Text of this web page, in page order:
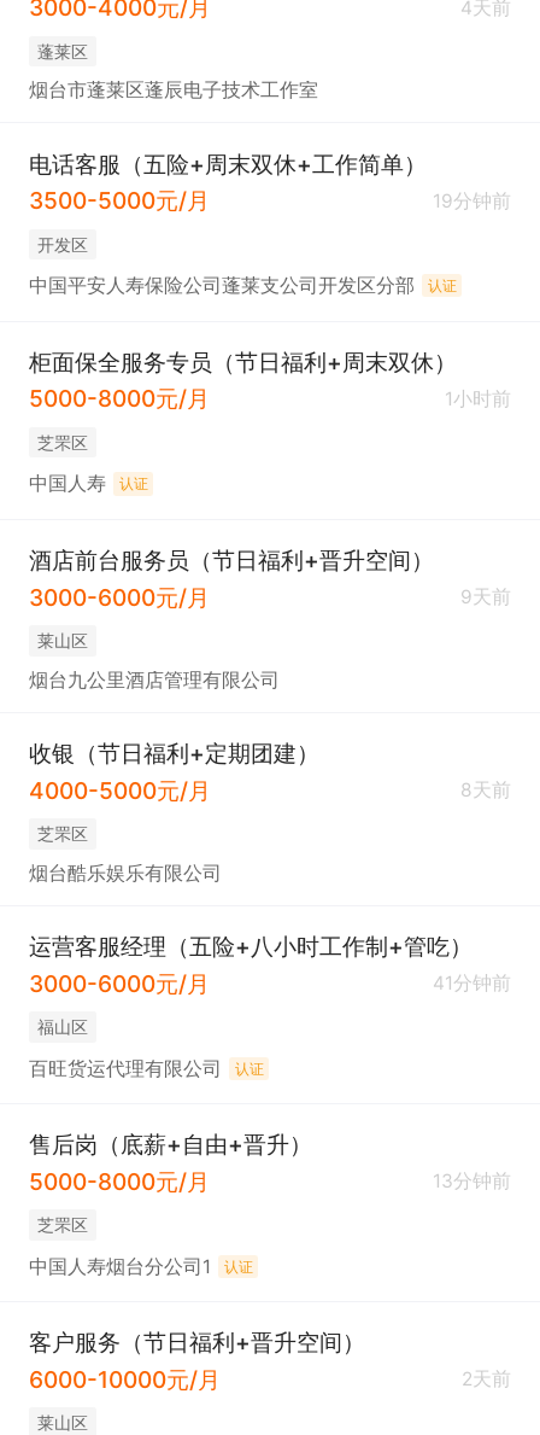
3000-4000元/月 4天前
蓬莱区
烟台市蓬莱区蓬辰电子技术工作室
电话客服（五险+周末双休+工作简单）
3500-5000元/月
19分钟前
开发区
中国平安人寿保险公司蓬莱支公司开发区分部 认证
柜面保全服务专员（节日福利+周末双休）
5000-8000元/月
1小时前
芝罘区
中国人寿 认证
酒店前台服务员（节日福利+晋升空间）
3000-6000元/月
9天前
莱山区
烟台九公里酒店管理有限公司
收银（节日福利+定期团建）
4000-5000元/月
8天前
芝罘区
烟台酷乐娱乐有限公司
运营客服经理（五险+八小时工作制+管吃）
3000-6000元/月
41分钟前
福山区
百旺货运代理有限公司 认证
售后岗（底薪+自由+晋升）
5000-8000元/月
13分钟前
芝罘区
中国人寿烟台分公司1 认证
客户服务（节日福利+晋升空间）
6000-10000元/月
2天前
莱山区